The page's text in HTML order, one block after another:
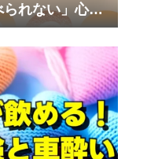
れない」心の